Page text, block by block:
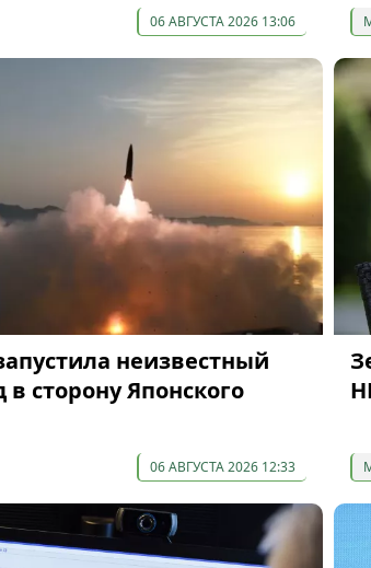
06 АВГУСТА 2026 13:06
неизвестный
в сторону Японского
06 АВГУСТА 2026 12:33